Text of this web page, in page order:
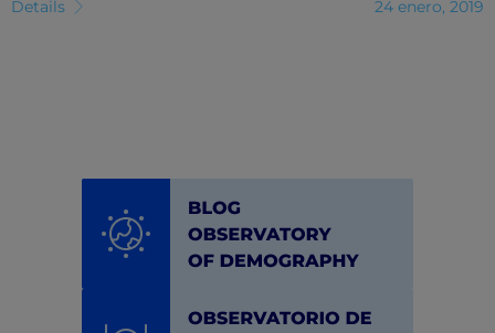
Details 24 enero, 2019